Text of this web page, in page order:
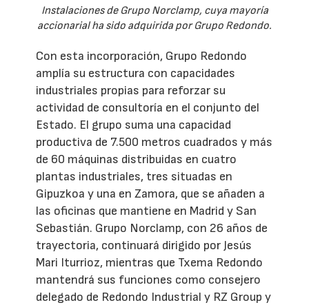
Instalaciones de Grupo Norclamp, cuya mayoría
accionarial ha sido adquirida por Grupo Redondo.
Con esta incorporación, Grupo Redondo
amplía su estructura con capacidades
industriales propias para reforzar su
actividad de consultoría en el conjunto del
Estado. El grupo suma una capacidad
productiva de 7.500 metros cuadrados y más
de 60 máquinas distribuidas en cuatro
plantas industriales, tres situadas en
Gipuzkoa y una en Zamora, que se añaden a
las oficinas que mantiene en Madrid y San
Sebastián. Grupo Norclamp, con 26 años de
trayectoria, continuará dirigido por Jesús
Mari Iturrioz, mientras que Txema Redondo
mantendrá sus funciones como consejero
delegado de Redondo Industrial y RZ Group y